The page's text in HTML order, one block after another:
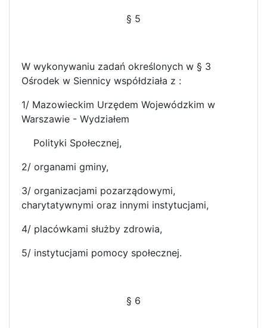
§ 5
W wykonywaniu zadań określonych w § 3
Ośrodek w Siennicy współdziała z :
1/ Mazowieckim Urzędem Wojewódzkim w
Warszawie - Wydziałem
Polityki Społecznej,
2/ organami gminy,
3/ organizacjami pozarządowymi,
charytatywnymi oraz innymi instytucjami,
4/ placówkami służby zdrowia,
5/ instytucjami pomocy społecznej.
§ 6